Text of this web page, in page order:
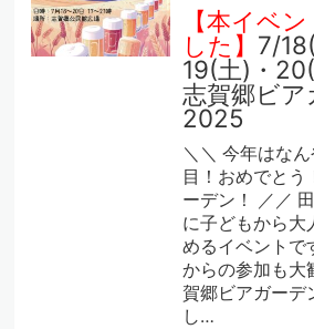
【本イベ
した】 7/
19(土)・
志賀郷ビア
2025
＼＼ 今年はな
目！おめでとう
ーデン！ ／／
に子どもから大
めるイベントで
からの参加も大
賀郷ビアガーデ
し…